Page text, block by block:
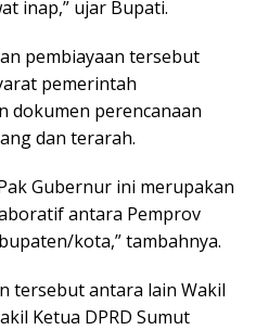
inap,” ujar Bupati.
pembiayaan tersebut
pemerintah
dokumen perencanaan
dan terarah.
Gubernur ini merupakan
antara Pemprov
kota,” tambahnya.
tersebut antara lain Wakil
Ketua DPRD Sumut